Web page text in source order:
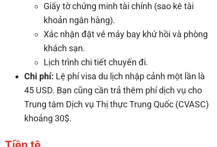
Giấy tờ chứng minh tài chính (sao kê tài
khoản ngân hàng).
Xác nhận đặt vé máy bay khứ hồi và phòng
khách sạn.
Lịch trình chi tiết chuyến đi.
Chi phí: Lệ phí visa du lịch nhập cảnh một lần là
45 USD. Bạn cũng cần trả thêm phí dịch vụ cho
Trung tâm Dịch vụ Thị thực Trung Quốc (CVASC)
khoảng 30$.